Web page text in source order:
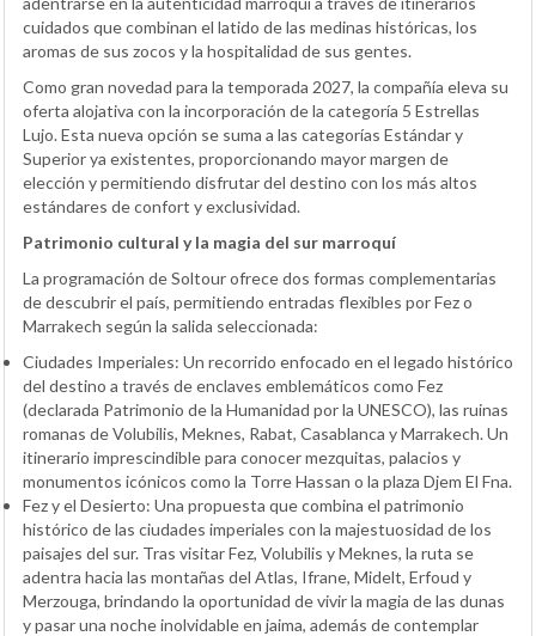
cuidados que combinan el latido de las medinas históricas, los
aromas de sus zocos y la hospitalidad de sus gentes.
Como gran novedad para la temporada 2027, la compañía eleva su
oferta alojativa con la incorporación de la categoría 5 Estrellas
Lujo. Esta nueva opción se suma a las categorías Estándar y
Superior ya existentes, proporcionando mayor margen de
elección y permitiendo disfrutar del destino con los más altos
estándares de confort y exclusividad.
Patrimonio cultural y la magia del sur marroquí
La programación de Soltour ofrece dos formas complementarias
de descubrir el país, permitiendo entradas flexibles por Fez o
Marrakech según la salida seleccionada:
Ciudades Imperiales: Un recorrido enfocado en el legado histórico
del destino a través de enclaves emblemáticos como Fez
(declarada Patrimonio de la Humanidad por la UNESCO), las ruinas
romanas de Volubilis, Meknes, Rabat, Casablanca y Marrakech. Un
itinerario imprescindible para conocer mezquitas, palacios y
monumentos icónicos como la Torre Hassan o la plaza Djem El Fna.
Fez y el Desierto: Una propuesta que combina el patrimonio
histórico de las ciudades imperiales con la majestuosidad de los
paisajes del sur. Tras visitar Fez, Volubilis y Meknes, la ruta se
adentra hacia las montañas del Atlas, Ifrane, Midelt, Erfoud y
Merzouga, brindando la oportunidad de vivir la magia de las dunas
y pasar una noche inolvidable en jaima, además de contemplar